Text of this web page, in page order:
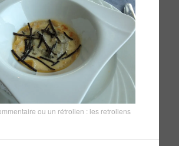
ou un rétrolien : les retroliens